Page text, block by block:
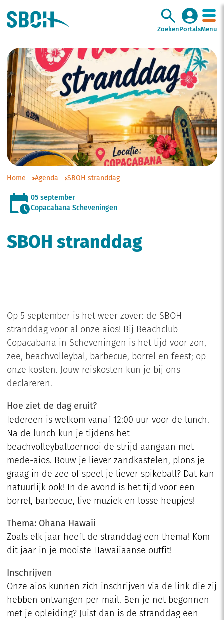
Zoeken PortalsMenu
Home Agenda SBOH stranddag
05 september
Copacabana Scheveningen
SBOH stranddag
Op 5 september is het weer zover: de SBOH
stranddag voor al onze aios! Bij Beachclub
Copacabana in Scheveningen is het tijd voor zon,
zee, beachvolleybal, barbecue, borrel en feest; op
onze kosten. Jouw reiskosten kun je bij ons
declareren.
Hoe ziet de dag eruit?
Iedereen is welkom vanaf 12:00 uur voor de lunch.
Na de lunch kun je tijdens het
beachvolleybaltoernooi de strijd aangaan met
mede-aios. Bouw je liever zandkastelen, plons je
graag in de zee of speel je liever spikeball? Dat kan
natuurlijk ook! In de avond is het tijd voor een
borrel, barbecue, live muziek en losse heupjes!
Thema: Ohana Hawaii
Zoals elk jaar heeft de stranddag een thema! Kom
dit jaar in je mooiste Hawaiiaanse outfit!
Inschrijven
Onze aios kunnen zich inschrijven via de link die zij
hebben ontvangen per mail. Ben je net begonnen
met je opleiding? Juist dan is de stranddag een